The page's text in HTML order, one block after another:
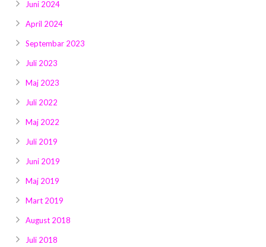
Juni 2024
April 2024
Septembar 2023
Juli 2023
Maj 2023
Juli 2022
Maj 2022
Juli 2019
Juni 2019
Maj 2019
Mart 2019
August 2018
Juli 2018